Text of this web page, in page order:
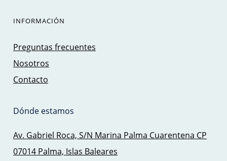
INFORMACIÓN
Preguntas frecuentes
Nosotros
Contacto
Dónde estamos
Av. Gabriel Roca, S/N Marina Palma Cuarentena CP
07014 Palma, Islas Baleares